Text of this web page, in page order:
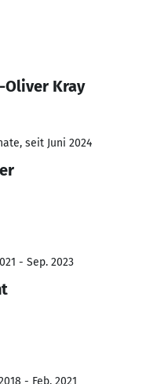
Oliver Kray
seit Juni 2024
- Sep. 2023
- Feb. 2021